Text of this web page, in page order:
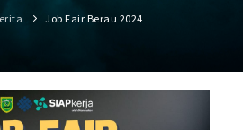
Job Fair Berau 2024